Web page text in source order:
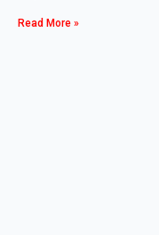
Read More »